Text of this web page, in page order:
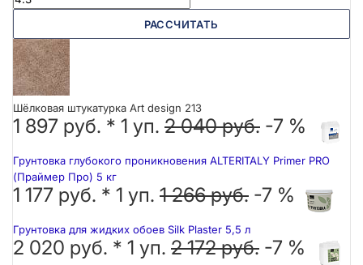
РАССЧИТАТЬ
Шёлковая штукатурка Art design 213
1 897 руб. * 1 уп. 2 040 руб. -7 %
Грунтовка глубокого проникновения ALTERITALY Primer PRO
(Праймер Про) 5 кг
1 177 руб. * 1 уп. 1 266 руб. -7 %
Грунтовка для жидких обоев Silk Plaster 5,5 л
2 020 руб. * 1 уп. 2 172 руб. -7 %